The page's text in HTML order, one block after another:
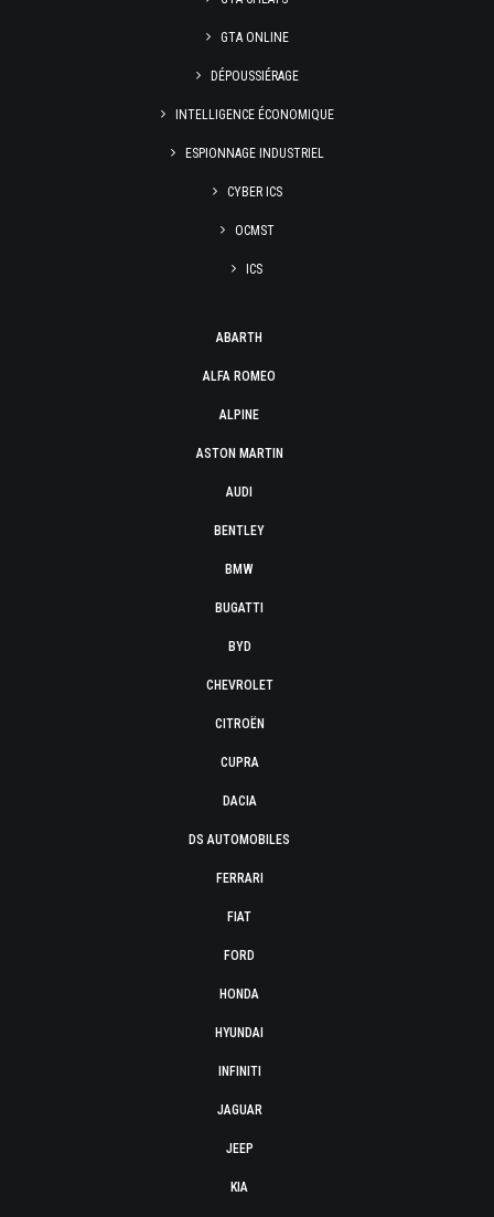
GTA ONLINE
DÉPOUSSIÉRAGE
INTELLIGENCE ÉCONOMIQUE
ESPIONNAGE INDUSTRIEL
CYBER ICS
OCMST
ICS
ABARTH
ALFA ROMEO
ALPINE
ASTON MARTIN
AUDI
BENTLEY
BMW
BUGATTI
BYD
CHEVROLET
CITROËN
CUPRA
DACIA
DS AUTOMOBILES
FERRARI
FIAT
FORD
HONDA
HYUNDAI
INFINITI
JAGUAR
JEEP
KIA